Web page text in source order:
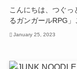
こんにちは、つぐ
るガンガールRPG」
January 25, 2023